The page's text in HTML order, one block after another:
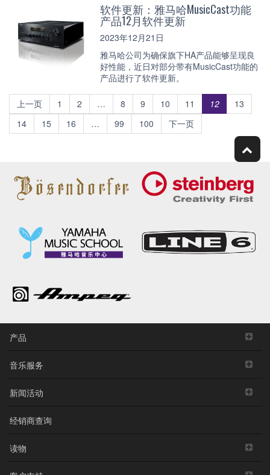
软件更新：雅马哈MusicCast功能
产品12月软件更新
2023年12月21日
雅马哈公司为确保旗下HA产品能够呈现良
好性能，近日对部分带有MusicCast功能的
产品进行了软件更新。
上一页 1 2 … 8 9 10 11 12
13
14
15 16 … 99 100 下一页
产品
音乐服务
新闻活动
经销商查询
读物